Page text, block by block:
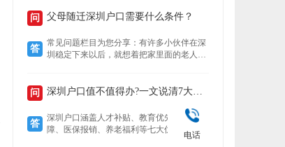
问 父母随迁深圳户口需要什么条件？
答
常见问题栏目为您分享：有许多小伙伴在深
圳稳定下来以后，就想着把家里面的老人接
以后有什么好处？然后再来了解，父母随迁
问 深圳户口值不值得办?一文说清7大核心优势!
答
深圳户口涵盖人才补贴、教育优先、住房保
障、医保报销、养老福利等七大优势。深户
可领本科至博士补贴，子女享公立学位及中
电话